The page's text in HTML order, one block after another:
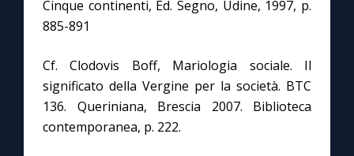
Cinque continenti, Ed. Segno, Udine, 1997, p.
885-891
Cf. Clodovis Boff, Mariologia sociale. Il
significato della Vergine per la società. BTC
136. Queriniana, Brescia 2007. Biblioteca
contemporanea, p. 222.